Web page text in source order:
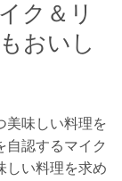
ク＆リ
おいし
美味しい料理を
自認するマイク
しい料理を求め